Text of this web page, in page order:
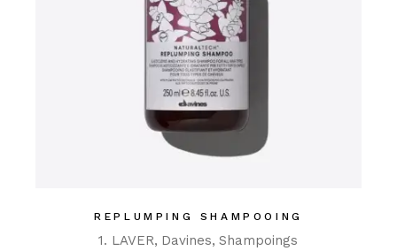
REPLUMPING SHAMPOOING
1. LAVER Davines Shampoings